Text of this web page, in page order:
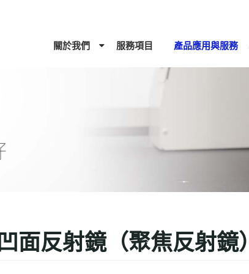
關於我們 服務項目 產品應用與服務
凹面反射鏡（聚焦反射鏡）